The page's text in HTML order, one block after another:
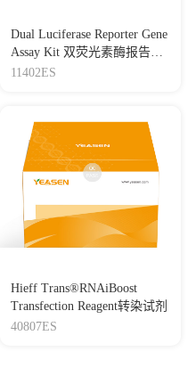
Dual Luciferase Reporter Gene
Assay Kit 双荧光素酶报告基
因检测试剂盒
11402ES
Hieff Trans®RNAiBoost
Transfection Reagent转染试剂
40807ES